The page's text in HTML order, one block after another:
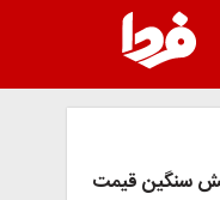
سنگین قیمت